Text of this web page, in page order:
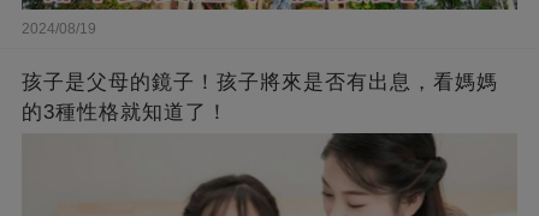
2024/08/19
孩子是父母的鏡子！孩子將來是否有出息，看媽媽
的3種性格就知道了！